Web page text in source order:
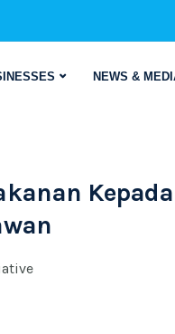
NEWS &